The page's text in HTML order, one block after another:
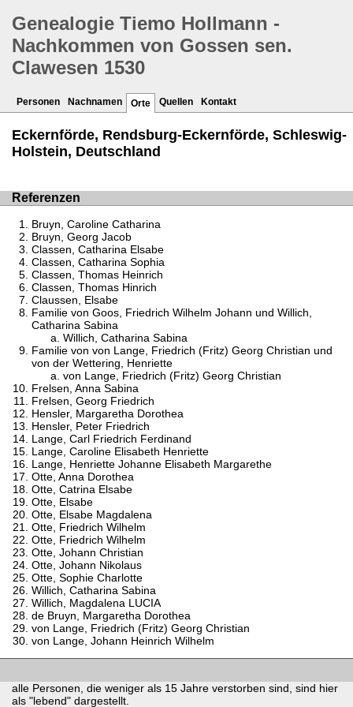
Genealogie Tiemo Hollmann -
Nachkommen von Gossen sen.
Clawesen 1530
Personen Nachnamen Orte Quellen Kontakt
Eckernförde, Rendsburg-Eckernförde, Schleswig-
Holstein, Deutschland
Referenzen
Bruyn, Caroline Catharina
Bruyn, Georg Jacob
Classen, Catharina Elsabe
Classen, Catharina Sophia
Classen, Thomas Heinrich
Classen, Thomas Hinrich
Claussen, Elsabe
Familie von Goos, Friedrich Wilhelm Johann und Willich,
Catharina Sabina
Willich, Catharina Sabina
Familie von von Lange, Friedrich (Fritz) Georg Christian und
von der Wettering, Henriette
von Lange, Friedrich (Fritz) Georg Christian
Frelsen, Anna Sabina
Frelsen, Georg Friedrich
Hensler, Margaretha Dorothea
Hensler, Peter Friedrich
Lange, Carl Friedrich Ferdinand
Lange, Caroline Elisabeth Henriette
Lange, Henriette Johanne Elisabeth Margarethe
Otte, Anna Dorothea
Otte, Catrina Elsabe
Otte, Elsabe
Otte, Elsabe Magdalena
Otte, Friedrich Wilhelm
Otte, Friedrich Wilhelm
Otte, Johann Christian
Otte, Johann Nikolaus
Otte, Sophie Charlotte
Willich, Catharina Sabina
Willich, Magdalena LUCIA
de Bruyn, Margaretha Dorothea
von Lange, Friedrich (Fritz) Georg Christian
von Lange, Johann Heinrich Wilhelm
alle Personen, die weniger als 15 Jahre verstorben sind, sind hier
als "lebend" dargestellt.